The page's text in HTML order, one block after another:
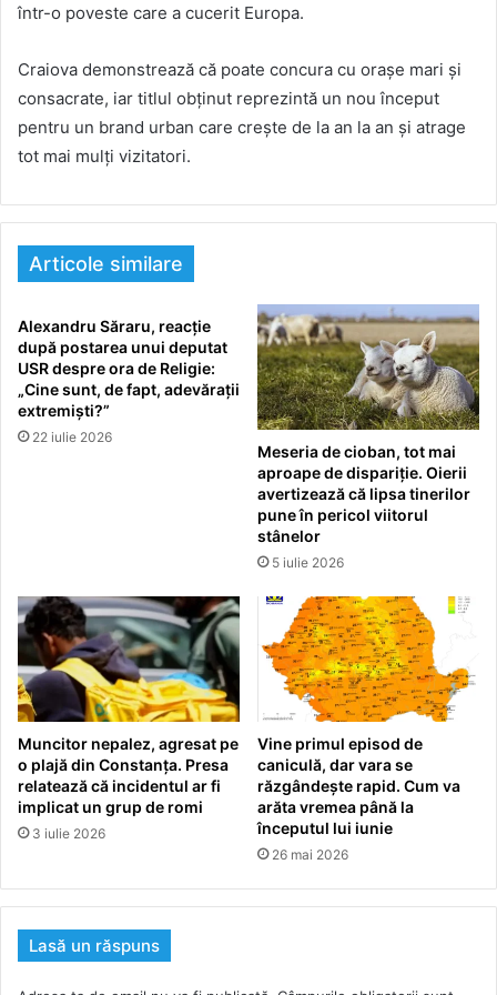
într-o poveste care a cucerit Europa.
Craiova demonstrează că poate concura cu orașe mari și
consacrate, iar titlul obținut reprezintă un nou început
pentru un brand urban care crește de la an la an și atrage
tot mai mulți vizitatori.
Articole similare
Alexandru Săraru, reacție
după postarea unui deputat
USR despre ora de Religie:
„Cine sunt, de fapt, adevărații
extremiști?”
22 iulie 2026
Meseria de cioban, tot mai
aproape de dispariție. Oierii
avertizează că lipsa tinerilor
pune în pericol viitorul
stânelor
5 iulie 2026
Muncitor nepalez, agresat pe
o plajă din Constanța. Presa
relatează că incidentul ar fi
implicat un grup de romi
3 iulie 2026
Vine primul episod de
caniculă, dar vara se
răzgândește rapid. Cum va
arăta vremea până la
începutul lui iunie
26 mai 2026
Lasă un răspuns